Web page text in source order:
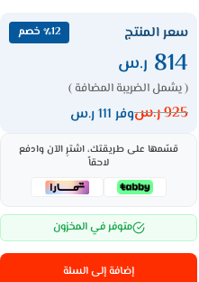
سعر المنتج ٪12 خصم
814 ر.س
( يشمل الضريبة المضافة )
925ر.سوفر 111 ر.س
قسّمها على طريقتك، اشترِ الآن وادفع
لاحقاً
متوفر في المخزون
إضافة إلى السلة